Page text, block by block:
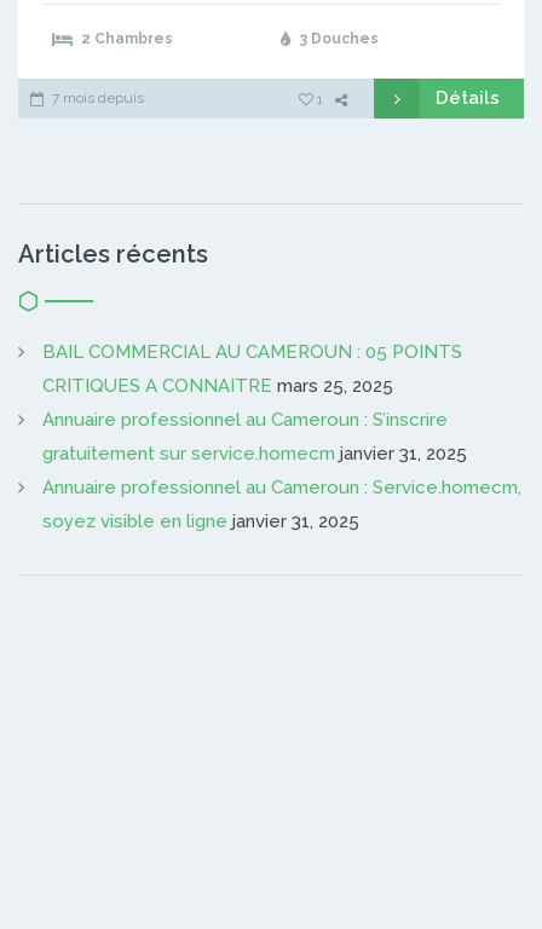
2 Chambres 3 Douches
7 mois depuis 1 Détails
Articles récents
BAIL COMMERCIAL AU CAMEROUN : 05 POINTS
CRITIQUES A CONNAITRE mars 25, 2025
Annuaire professionnel au Cameroun : S’inscrire
gratuitement sur service.homecm janvier 31, 2025
Annuaire professionnel au Cameroun : Service.homecm,
soyez visible en ligne janvier 31, 2025